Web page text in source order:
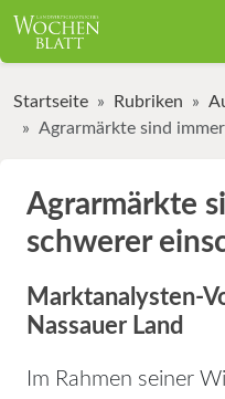
Startseite Rubriken
Agrarmärkte sind
Agrarmärkte
schwerer
Marktanalysten-
Nassauer Land
Im Rahmen seiner